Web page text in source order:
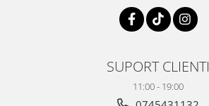
SUPORT CLIENTI
11:00 - 19:00